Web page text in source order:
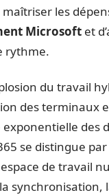
les
Microsoft et
rythme.
du travail
des terminaux
exponentielle des
se distingue par
de travail
synchronisation,